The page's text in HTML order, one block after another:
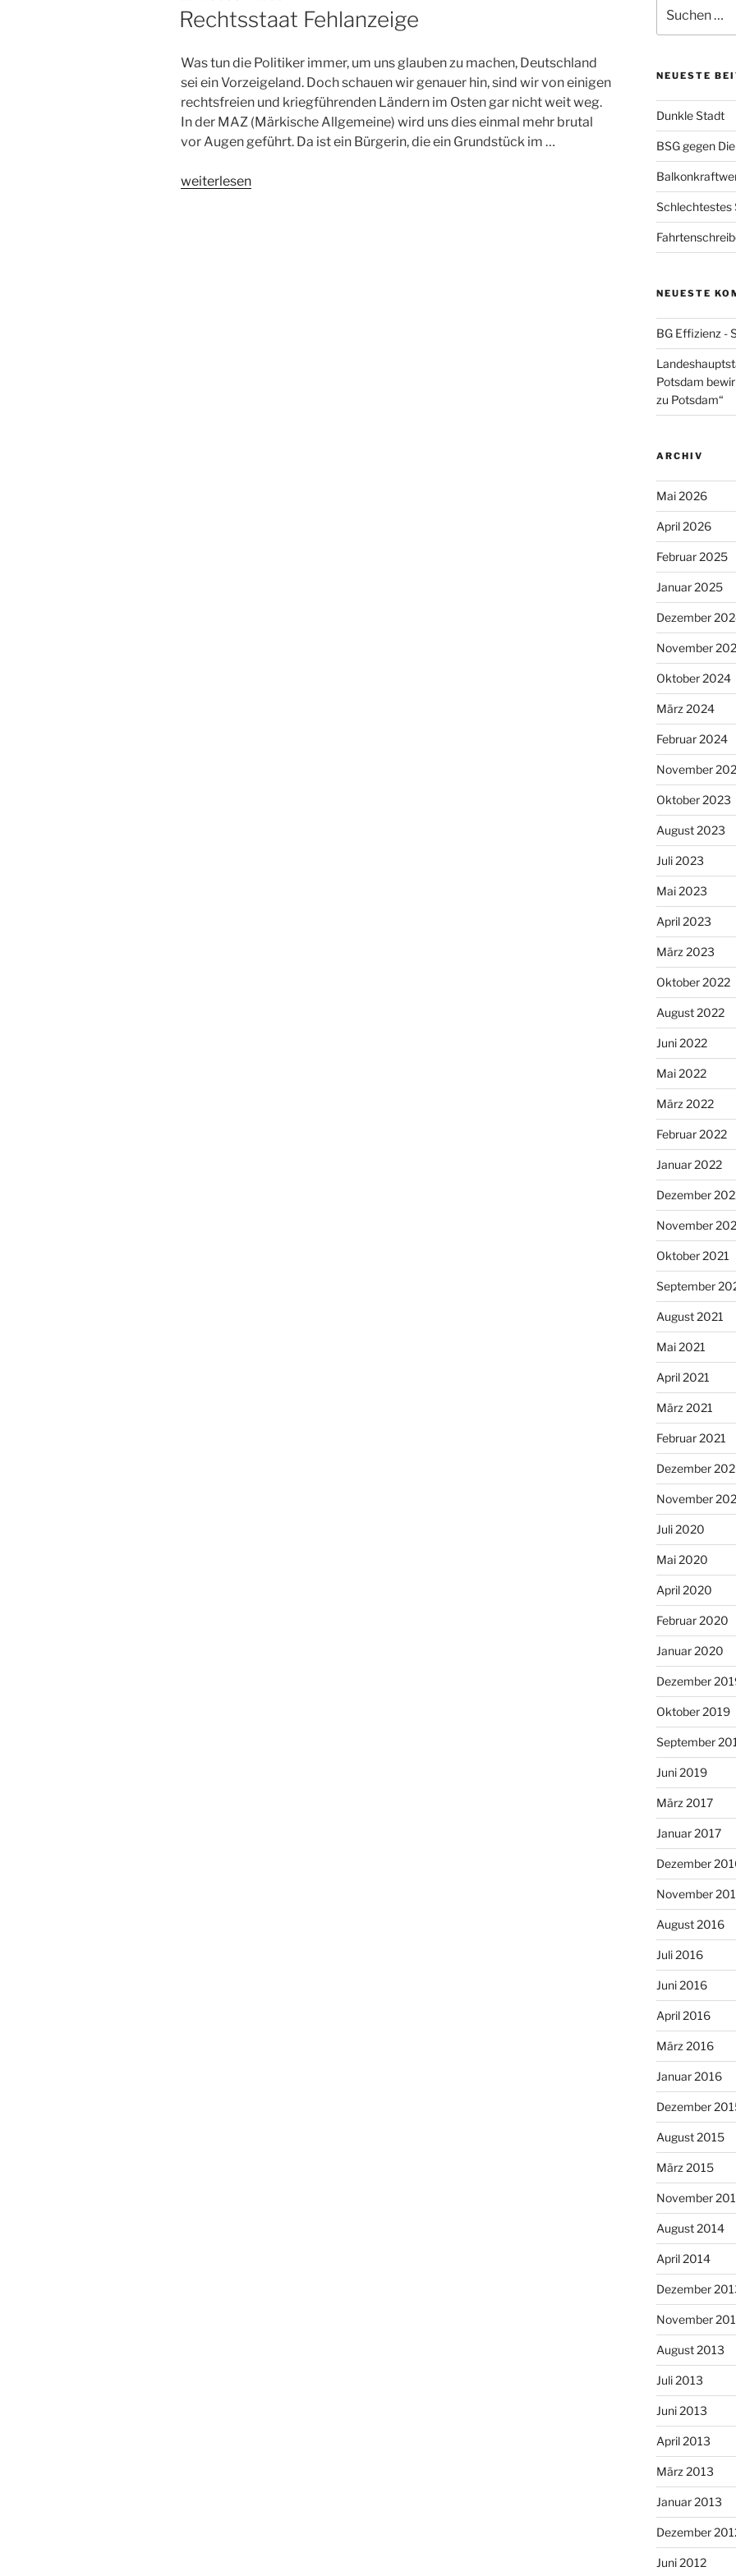
AM
Rechtsstaat Fehlanzeige
Was tun die Politiker immer, um uns glauben zu machen, Deutschland
sei ein Vorzeigeland. Doch schauen wir genauer hin, sind wir von einigen
rechtsfreien und kriegführenden Ländern im Osten gar nicht weit weg.
In der MAZ (Märkische Allgemeine) wird uns dies einmal mehr brutal
vor Augen geführt. Da ist ein Bürgerin, die ein Grundstück im …
„Rechtsstaat
weiterlesen
nach:
NEUESTE
Dunkle Stadt
BSG gegen
Schlechtestes
NEUESTE
BG Effizienz -
Potsdam
zu Potsdam“
ARCHIV
Mai 2026
April 2026
Februar 2025
Januar 2025
Dezember
November
Oktober 2024
März 2024
Februar 2024
November
Oktober 2023
August 2023
Juli 2023
Mai 2023
April 2023
März 2023
Oktober 2022
August 2022
Juni 2022
Mai 2022
März 2022
Februar 2022
Januar 2022
Dezember
November
Oktober 2021
September
August 2021
Mai 2021
April 2021
März 2021
Februar 2021
Dezember
November
Juli 2020
Mai 2020
April 2020
Februar 2020
Januar 2020
Dezember
Oktober 2019
September
Juni 2019
März 2017
Januar 2017
Dezember
November
August 2016
Juli 2016
Juni 2016
April 2016
März 2016
Januar 2016
Dezember
August 2015
März 2015
November
August 2014
April 2014
Dezember
November
August 2013
Juli 2013
Juni 2013
April 2013
März 2013
Januar 2013
Dezember
Juni 2012